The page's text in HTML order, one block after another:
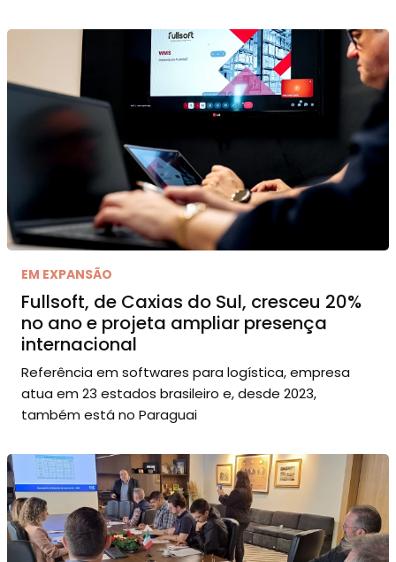
EM EXPANSÃO
Fullsoft, de Caxias do Sul, cresceu 20%
no ano e projeta ampliar presença
internacional
Referência em softwares para logística, empresa
atua em 23 estados brasileiro e, desde 2023,
também está no Paraguai